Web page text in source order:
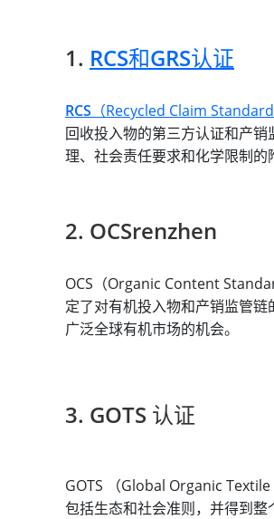
1. RCS和GRS认证
RCS （Recycled Claim
回收投入物的第三方认证和产
理、社会责任要求和化学限制的
2. OCSrenzhen
OCS（Organic Content
定了对有机投入物和产销监管
广泛全球有机市场的机会。
3. GOTS 认证
GOTS （Global Organic
包括生态和社会准则，并得到